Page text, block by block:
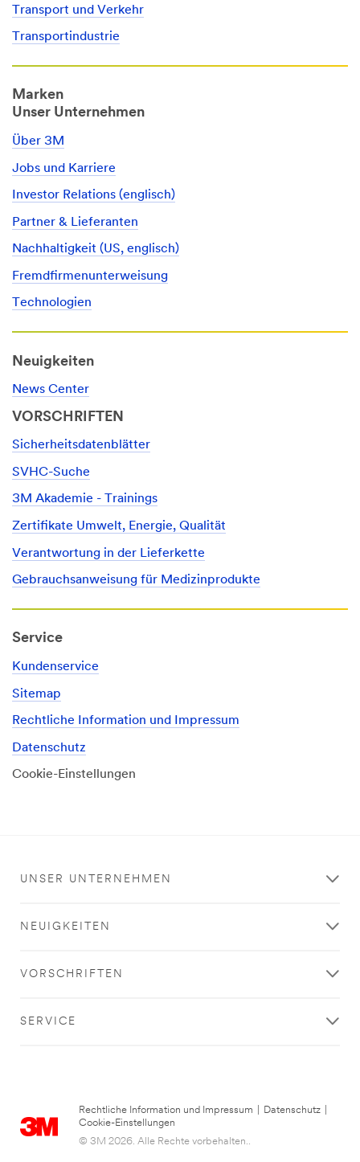
Transport und Verkehr
Transportindustrie
Marken
Unser Unternehmen
Über 3M
Jobs und Karriere
Investor Relations (englisch)
Partner & Lieferanten
Nachhaltigkeit (US, englisch)
Fremdfirmenunterweisung
Technologien
Neuigkeiten
News Center
VORSCHRIFTEN
Sicherheitsdatenblätter
SVHC-Suche
3M Akademie - Trainings
Zertifikate Umwelt, Energie, Qualität
Verantwortung in der Lieferkette
Gebrauchsanweisung für Medizinprodukte
Service
Kundenservice
Sitemap
Rechtliche Information und Impressum
Datenschutz
Cookie-Einstellungen
UNSER UNTERNEHMEN
NEUIGKEITEN
VORSCHRIFTEN
SERVICE
Rechtliche Information und Impressum Datenschutz
Cookie-Einstellungen
© 3M 2026. Alle Rechte vorbehalten..